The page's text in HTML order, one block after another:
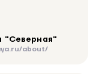
"Северная"
about/